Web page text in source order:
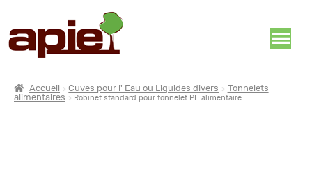
Accueil Cuves pour l' Eau ou Liquides divers
Tonnelets
alimentaires
Robinet standard pour tonnelet PE alimentaire